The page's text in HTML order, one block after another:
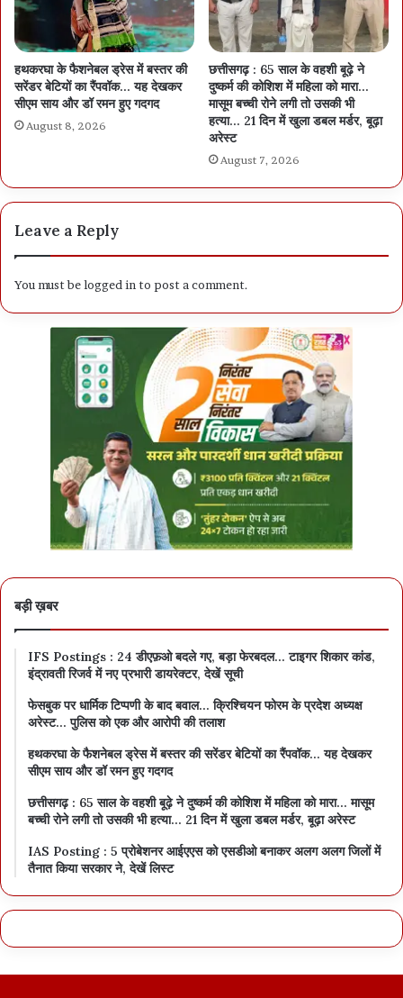
हथकरघा के फैशनेबल ड्रेस में बस्तर की
सरेंडर बेटियों का रैंपवॉक… यह देखकर
सीएम साय और डॉ रमन हुए गदगद
August 8, 2026
छत्तीसगढ़ : 65 साल के वहशी बूढ़े ने
दुष्कर्म की कोशिश में महिला को मारा…
मासूम बच्ची रोने लगी तो उसकी भी
हत्या… 21 दिन में खुला डबल मर्डर, बूढ़ा
अरेस्ट
August 7, 2026
Leave a Reply
You must belogged in to post a comment.
बड़ी ख़बर
IFS Postings : 24 डीएफ़ओ बदले गए, बड़ा फेरबदल… टाइगर शिकार कांड,
इंद्रावती रिजर्व में नए प्रभारी डायरेक्टर, देखें सूची
फेसबुक पर धार्मिक टिप्पणी के बाद बवाल… क्रिश्चियन फोरम के प्रदेश अध्यक्ष
अरेस्ट… पुलिस को एक और आरोपी की तलाश
हथकरघा के फैशनेबल ड्रेस में बस्तर की सरेंडर बेटियों का रैंपवॉक… यह देखकर
सीएम साय और डॉ रमन हुए गदगद
छत्तीसगढ़ : 65 साल के वहशी बूढ़े ने दुष्कर्म की कोशिश में महिला को मारा… मासूम
बच्ची रोने लगी तो उसकी भी हत्या… 21 दिन में खुला डबल मर्डर, बूढ़ा अरेस्ट
IAS Posting : 5 प्रोबेशनर आईएएस को एसडीओ बनाकर अलग अलग जिलों में
तैनात किया सरकार ने, देखें लिस्ट